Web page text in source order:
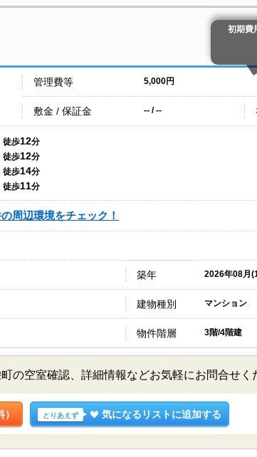
初期費
管理費等 5,000円
敷金 / 保証金 -- / --
徒歩12分
徒歩12分
徒歩14分
徒歩11分
周辺環境をチェック！
築年 2026年08月
建物種別 マンション
物件階層 3階/4階建
の空室確認、詳細情報などお気軽にお問合せく
とりあえず 気になるリストに追加する